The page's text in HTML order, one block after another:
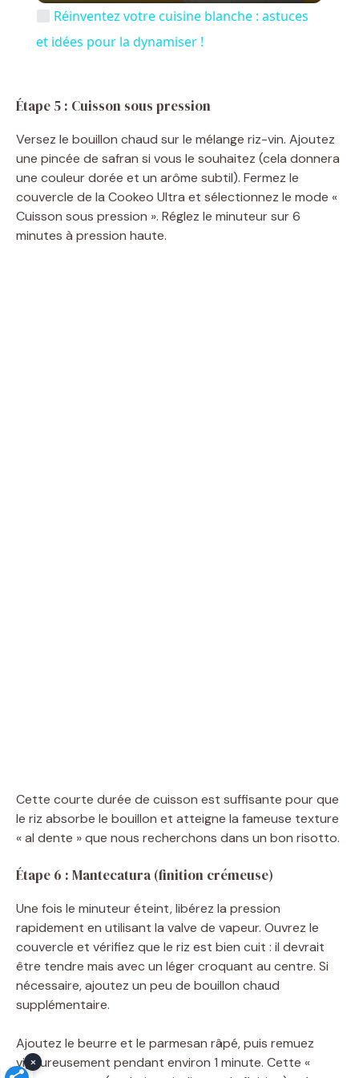
a
V
i
Réinventez votre cuisine blanche : astuces
et idées pour la dynamiser !
Étape 5 : Cuisson sous pression
Versez le bouillon chaud sur le mélange riz-vin. Ajoutez
une pincée de safran si vous le souhaitez (cela donnera
une couleur dorée et un arôme subtil). Fermez le
couvercle de la Cookeo Ultra et sélectionnez le mode «
Cuisson sous pression ». Réglez le minuteur sur 6
minutes à pression haute.
Cette courte durée de cuisson est suffisante pour que
le riz absorbe le bouillon et atteigne la fameuse texture
« al dente » que nous recherchons dans un bon risotto.
Étape 6 : Mantecatura (finition crémeuse)
Une fois le minuteur éteint, libérez la pression
rapidement en utilisant la valve de vapeur. Ouvrez le
couvercle et vérifiez que le riz est bien cuit : il devrait
être tendre mais avec un léger croquant au centre. Si
nécessaire, ajoutez un peu de bouillon chaud
supplémentaire.
Ajoutez le beurre et le parmesan râpé, puis remuez
vigoureusement pendant environ 1 minute. Cette «
×